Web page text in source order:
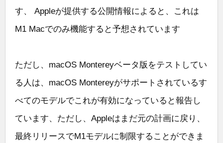
す、 Appleが提供する公開情報によると、これは
M1 Macでのみ機能すると予想されています
ただし、macOS Montereyベータ版をテストしてい
る人は、macOS Montereyがサポートされているす
べてのモデルでこれが有効になっていると報告し
ています、ただし、Appleはまだ元の計画に戻り、
最終リリースでM1モデルに制限することができま